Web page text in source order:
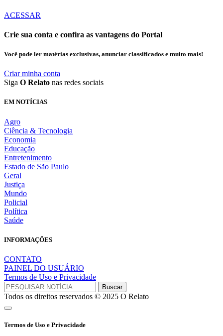
ACESSAR
Crie sua conta e confira as vantagens do Portal
Você pode ler matérias exclusivas, anunciar classificados e muito mais!
Criar minha conta
Siga O Relato nas redes sociais
EM NOTÍCIAS
Agro
Ciência & Tecnologia
Economia
Educação
Entretenimento
Estado de São Paulo
Geral
Justiça
Mundo
Policial
Política
Saúde
INFORMAÇÕES
CONTATO
PAINEL DO USUÁRIO
Termos de Uso e Privacidade
Todos os direitos reservados © 2025 O Relato
Termos de Uso e Privacidade